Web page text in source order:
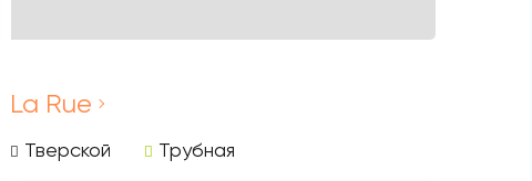
La Rue
Тверской Трубная